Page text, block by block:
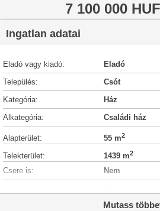
7 100 000 HUF
Ingatlan adatai
Eladó vagy kiadó:
Eladó
Település:
Csót
Kategória:
Ház
Alkategória:
Családi ház
Alapterület: 55 m2
Telekterület: 1439 m2
Csere is:
Nem
Nem
Mutass